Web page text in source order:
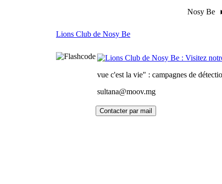
Nosy Be
Lions Club de Nosy Be
vue c'est la vie" : campagnes de
sultana@moov.mg